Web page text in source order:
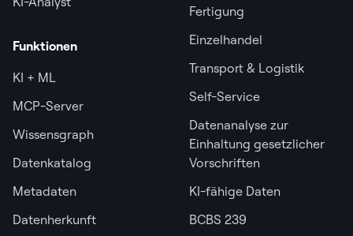
Funktionen
KI + ML
MCP-Server
Wissensgraph
Datenkatalog
Metadaten
Datenherkunft
Fertigung
Einzelhandel
Transport & Logistik
Self-Service
Datenanalyse zur
Einhaltung gesetzlicher
Vorschriften
KI-fähige Daten
BCBS 239